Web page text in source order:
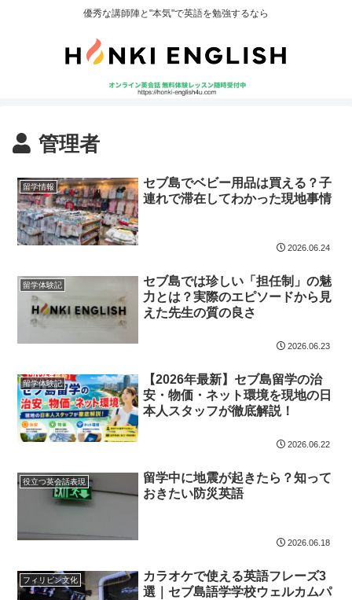
優秀な講師陣と"本気"で英語を勉強するなら
管理者
留学情報
セブ島でベビー用品は買える？子
連れで滞在してわかった現地事情
2026.06.24
留学体験記
セブ島では珍しい「担任制」の魅
力とは？実際のエピソードから見
えた先生の質の良さ
2026.06.23
留学体験記
【2026年最新】セブ島留学の治
安・物価・ネット環境を現地の日
本人スタッフが徹底解説！
2026.06.22
役立つ英会話表現
留学中に地震が起きたら？知って
おきたい防災英語
2026.06.18
フィリピン文化
カラオケで使える英語フレーズ3
選｜セブ島語学学校ウェルカムパ